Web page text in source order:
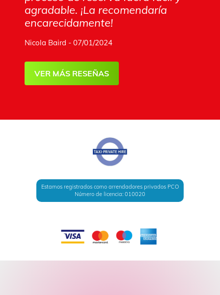
agradable. ¡La recomendaría
encarecidamente!
Nicola Baird - 07/01/2024
VER MÁS RESEÑAS
Estamos registrados como arrendadores privados PCO
Número de licencia: 010020